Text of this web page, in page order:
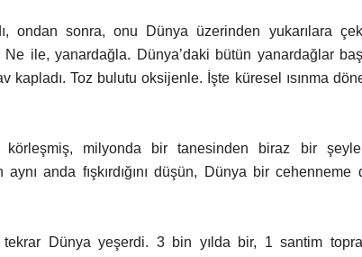
ondan sonra, onu Dünya üzerinden yukarılara
ile, yanardağla. Dünya’daki bütün yanardağlar
kapladı. Toz bulutu oksijenle. İşte küresel ısınma
milyonda bir tanesinden biraz bir şeyler
aynı anda fışkırdığını düşün, Dünya bir cehenneme
Dünya yeşerdi. 3 bin yılda bir, 1 santim